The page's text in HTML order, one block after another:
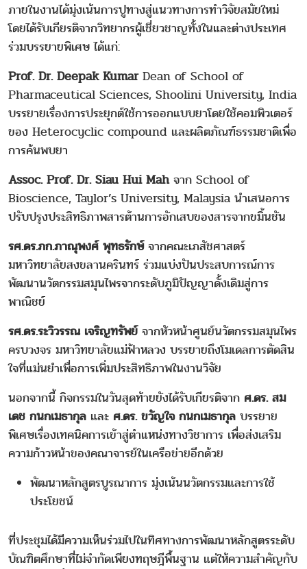
ภายในงานได้มุ่งเน้นการปูทางสู่แนวทางการทำวิจัยสมัยใหม่
โดยได้รับเกียรติจากวิทยากรผู้เชี่ยวชาญทั้งในและต่างประเทศ
ร่วมบรรยายพิเศษ ได้แก่:
Prof. Dr. Deepak KumarDean of School of
Pharmaceutical Sciences, Shoolini University, India
บรรยายเรื่องการประยุกต์ใช้การออกแบบยาโดยใช้คอมพิวเตอร์
ของ Heterocyclic compound และผลิตภัณฑ์ธรรมชาติเพื่อ
การค้นพบยา
Assoc. Prof. Dr. Siau Hui Mahจาก School of
Bioscience, Taylor’s University, Malaysia นำเสนอการ
ปรับปรุงประสิทธิภาพสารต้านการอักเสบของสารจากขมิ้นชัน
รศ.ดร.ภก.ภาณุพงศ์ พุทธรักษ์จากคณะเภสัชศาสตร์
มหาวิทยาลัยสงขลานครินทร์ ร่วมแบ่งปันประสบการณ์การ
พัฒนานวัตกรรมสมุนไพรจากระดับภูมิปัญญาดั้งเดิมสู่การ
พาณิชย์
รศ.ดร.ระวิวรรณ เจริญทรัพย์จากหัวหน้าศูนย์นวัตกรรมสมุนไพร
ครบวงจร มหาวิทยาลัยแม่ฟ้าหลวง บรรยายถึงโมเดลการตัดสิน
ใจที่แม่นยำเพื่อการเพิ่มประสิทธิภาพในงานวิจัย
นอกจากนี้ กิจกรรมในวันสุดท้ายยังได้รับเกียรติจาก ศ.ดร. สม
เดช กนกเมธากุล และ ศ.ดร. ขวัญใจ กนกเมธากุล บรรยาย
พิเศษเรื่องเทคนิคการเข้าสู่ตำแหน่งทางวิชาการ เพื่อส่งเสริม
ความก้าวหน้าของคณาจารย์ในเครือข่ายอีกด้วย
พัฒนาหลักสูตรบูรณาการ มุ่งเน้นนวัตกรรมและการใช้
ประโยชน์
ที่ประชุมได้มีความเห็นร่วมไปในทิศทางการพัฒนาหลักสูตรระดับ
บัณฑิตศึกษาที่ไม่จำกัดเพียงทฤษฎีพื้นฐาน แต่ให้ความสำคัญกับ